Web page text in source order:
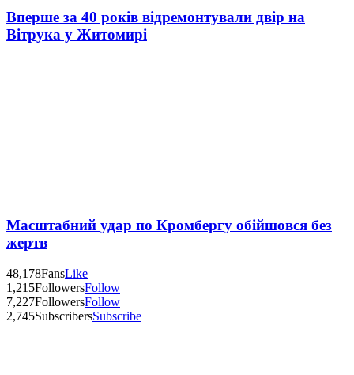
Вперше за 40 років відремонтували двір на
Вітрука у Житомирі
Масштабний удар по Кромбергу обійшовся без
жертв
48,178FansLike
1,215FollowersFollow
7,227FollowersFollow
2,745SubscribersSubscribe